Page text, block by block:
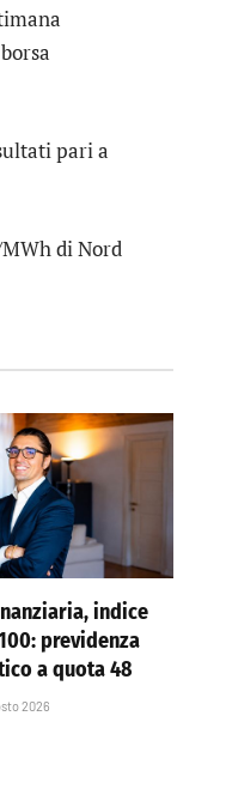
pari a
di Nord
indice
previdenza
a quota 48
2026